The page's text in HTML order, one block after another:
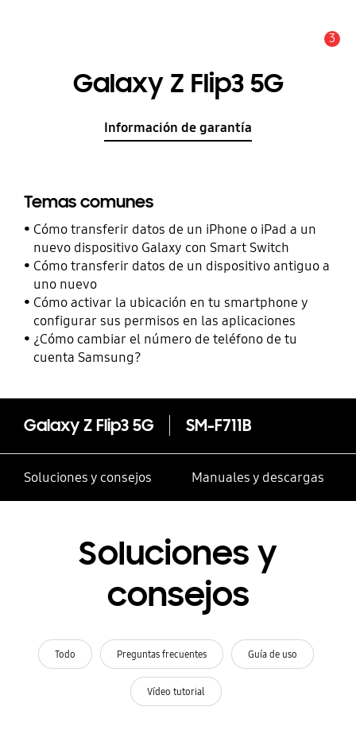
3
Galaxy Z Flip3 5G
Información de garantía
Temas comunes
Cómo transferir datos de un iPhone o iPad a un
nuevo dispositivo Galaxy con Smart Switch
Cómo transferir datos de un dispositivo antiguo a
uno nuevo
Cómo activar la ubicación en tu smartphone y
configurar sus permisos en las aplicaciones
¿Cómo cambiar el número de teléfono de tu
cuenta Samsung?
Galaxy Z Flip3 5G SM-F711B
Soluciones y consejos Manuales y descargas
Soluciones y
consejos
Todo Preguntas frecuentes Guía de uso
Vídeo tutorial